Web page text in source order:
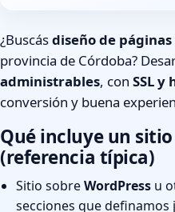
¿Buscásdiseño de páginas
provincia de Córdoba?
administrables, con SSL y
conversión y buena
Qué incluye un
(referencia típica)
Sitio sobreWordPress u
secciones que definamos